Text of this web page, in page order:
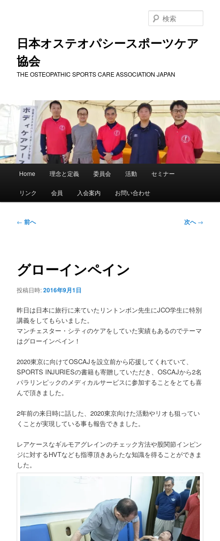
動
日本オステオパシースポーツケア
協会
THE OSTEOPATHIC SPORTS CARE ASSOCIATION JAPAN
索
メ
Home 理念と定義 委員会 活動 セミナー
リンク 会員 入会案内 お問い合わせ
投
ゲ
ー
ョ
← 前へ 次へ→
グローインペイン
投稿日時:2016年9月1日
昨日は日本に旅行に来ていたリントンボン先生にJCO学生に特別
講義をしてもらいました。
マンチェスター・シティのケアをしていた実績もあるのでテーマ
はグローインペイン！
2020東京に向けてOSCAJを設立前から応援してくれていて、
SPORTS INJURIESの書籍も寄贈していただき、OSCAJから2名
パラリンピックのメディカルサービスに参加することをとても喜
んで頂きました。
2年前の来日時に話した、2020東京向けた活動やリオも狙ってい
くことが実現している事も報告できました。
レアケースなギルモアグレインのチェック方法や股関節インピン
ジに対するHVTなども指導頂きあらたな知識を得ることができま
した。